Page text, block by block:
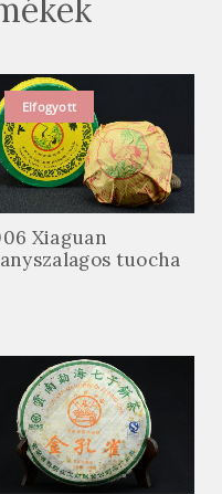
Elfogyott
Xiaguan
tuocha